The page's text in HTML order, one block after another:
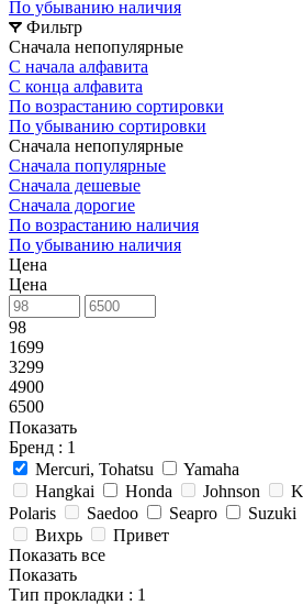
По убыванию наличия
Фильтр
Сначала непопулярные
С начала алфавита
С конца алфавита
По возрастанию сортировки
По убыванию сортировки
Сначала непопулярные
Сначала популярные
Сначала дешевые
Сначала дорогие
По возрастанию наличия
По убыванию наличия
Цена
Цена
98
1699
3299
4900
6500
Показать
Бренд : 1
Mercuri, Tohatsu
Yamaha
Hangkai
Honda Johnson
Polaris
Saedoo Seapro Suzuki
Вихрь
Привет
Показать все
Показать
Тип прокладки : 1